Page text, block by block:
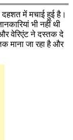
में मचाई हुई है।
भी नहीं थी
वेरिएंट ने दस्तक दे
माना जा रहा है और